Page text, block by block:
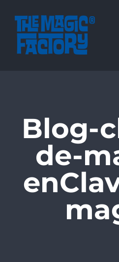
contenido
Blog-
de-